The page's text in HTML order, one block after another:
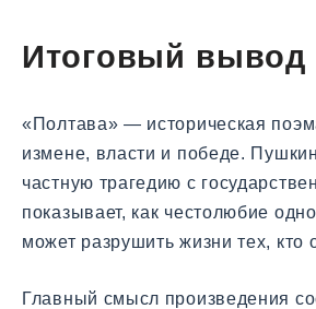
Итоговый вывод
«Полтава» — историческая
измене, власти и победе.
частную трагедию с
показывает, как честолюбие
может разрушить жизни тех, кто
Главный смысл произведения